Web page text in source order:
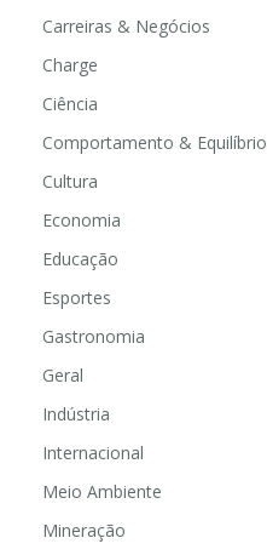
Carreiras & Negócios
Charge
Ciência
Comportamento & Equilíbrio
Cultura
Economia
Educação
Esportes
Gastronomia
Geral
Indústria
Internacional
Meio Ambiente
Mineração